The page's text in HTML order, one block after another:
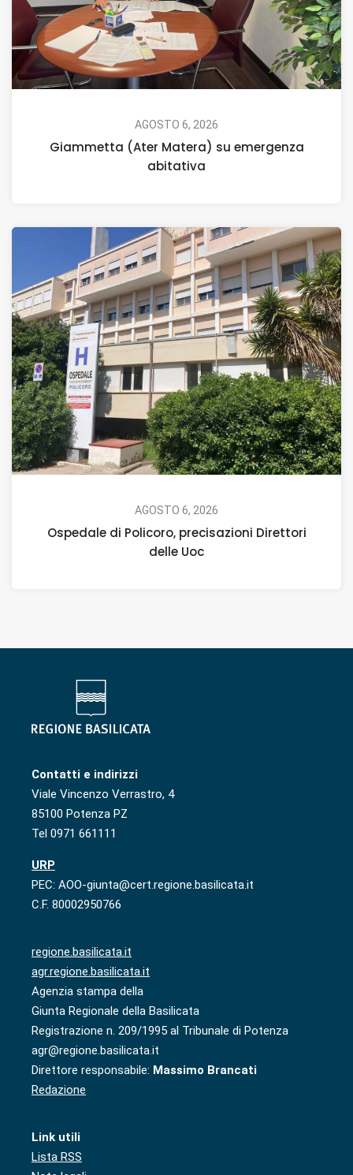
AGOSTO 6, 2026
Giammetta (Ater Matera) su emergenza
abitativa
AGOSTO 6, 2026
Ospedale di Policoro, precisazioni Direttori
delle Uoc
Contatti e indirizzi
Viale Vincenzo Verrastro, 4
85100 Potenza PZ
Tel 0971 661111
URP
PEC: AOO-giunta@cert.regione.basilicata.it
C.F. 80002950766
regione.basilicata.it
agr.regione.basilicata.it
Agenzia stampa della
Giunta Regionale della Basilicata
Registrazione n. 209/1995 al Tribunale di Potenza
agr@regione.basilicata.it
Direttore responsabile: Massimo Brancati
Redazione
Link utili
Lista RSS